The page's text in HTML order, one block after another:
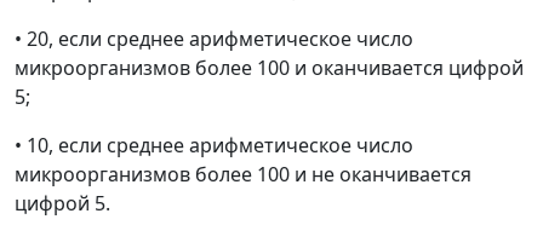
• 20, если среднее арифметическое число
микроорганизмов более 100 и оканчивается цифрой
5;
• 10, если среднее арифметическое число
микроорганизмов более 100 и не оканчивается
цифрой 5.